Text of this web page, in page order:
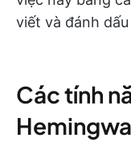
viết và đánh
Các tính